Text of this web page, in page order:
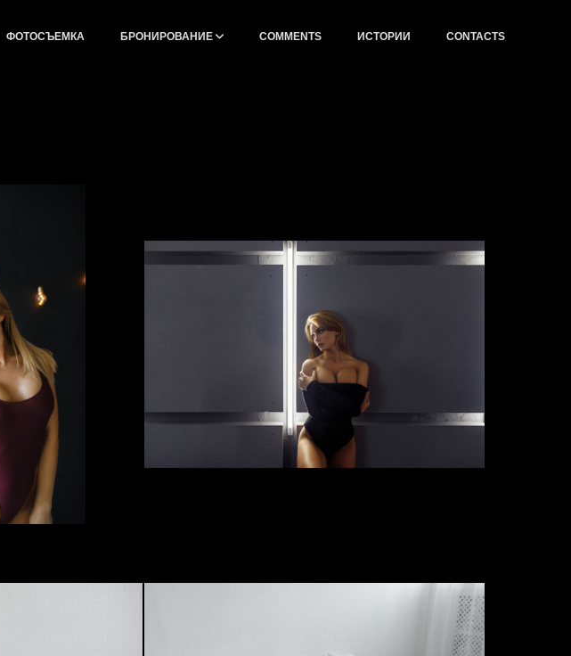
ФОТОСЪЕМКА БРОНИРОВАНИЕ СOMMENTS ИСТОРИИ CONTACTS